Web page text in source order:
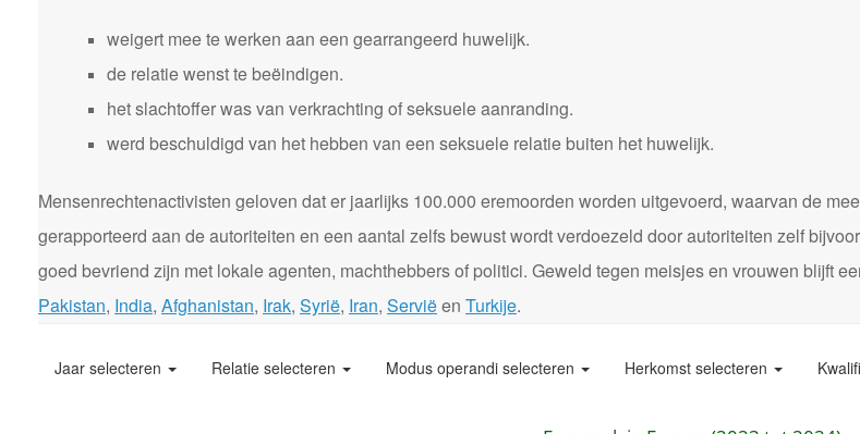
weigert mee te werken aan een gearrangeerd huwelijk.
de relatie wenst te beëindigen.
het slachtoffer was van verkrachting of seksuele aanranding.
werd beschuldigd van het hebben van een seksuele relatie buiten het huwelijk.
Mensenrechtenactivisten geloven dat er jaarlijks 100.000 eremoorden worden uitgevoerd, waarvan de
gerapporteerd aan de autoriteiten en een aantal zelfs bewust wordt verdoezeld door autoriteiten zelf
goed bevriend zijn met lokale agenten, machthebbers of politici. Geweld tegen meisjes en vrouwen blijft
Pakistan, India, Afghanistan, Irak, Syrië, Iran, Serviëen Turkije.